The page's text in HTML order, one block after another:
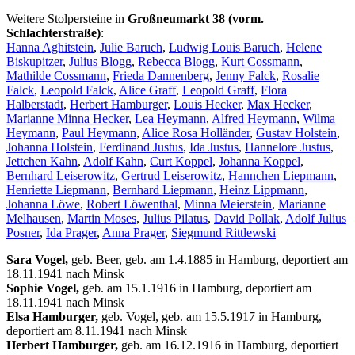
Weitere Stolpersteine in Großneumarkt 38 (vorm.
Schlachterstraße):
Hanna Aghitstein, Julie Baruch, Ludwig Louis Baruch, Helene
Biskupitzer, Julius Blogg, Rebecca Blogg, Kurt Cossmann,
Mathilde Cossmann, Frieda Dannenberg, Jenny Falck, Rosalie
Falck, Leopold Falck, Alice Graff, Leopold Graff, Flora
Halberstadt, Herbert Hamburger, Louis Hecker, Max Hecker,
Marianne Minna Hecker, Lea Heymann, Alfred Heymann, Wilma
Heymann, Paul Heymann, Alice Rosa Holländer, Gustav Holstein,
Johanna Holstein, Ferdinand Justus, Ida Justus, Hannelore Justus,
Jettchen Kahn, Adolf Kahn, Curt Koppel, Johanna Koppel,
Bernhard Leiserowitz, Gertrud Leiserowitz, Hannchen Liepmann,
Henriette Liepmann, Bernhard Liepmann, Heinz Lippmann,
Johanna Löwe, Robert Löwenthal, Minna Meierstein, Marianne
Melhausen, Martin Moses, Julius Pilatus, David Pollak, Adolf Julius
Posner, Ida Prager, Anna Prager, Siegmund Rittlewski
Sara Vogel, geb. Beer, geb. am 1.4.1885 in Hamburg, deportiert am
18.11.1941 nach Minsk
Sophie Vogel, geb. am 15.1.1916 in Hamburg, deportiert am
18.11.1941 nach Minsk
Elsa Hamburger, geb. Vogel, geb. am 15.5.1917 in Hamburg,
deportiert am 8.11.1941 nach Minsk
Herbert Hamburger, geb. am 16.12.1916 in Hamburg, deportiert